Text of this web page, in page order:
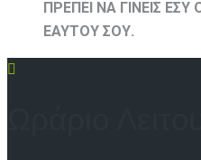
ΠΡΕΠΕΙ ΝΑ ΓΙΝΕΙΣ
ΕΑΥΤΟΥ ΣΟΥ.